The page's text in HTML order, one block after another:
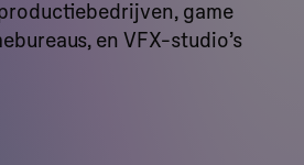
game
en VFX-studio’s